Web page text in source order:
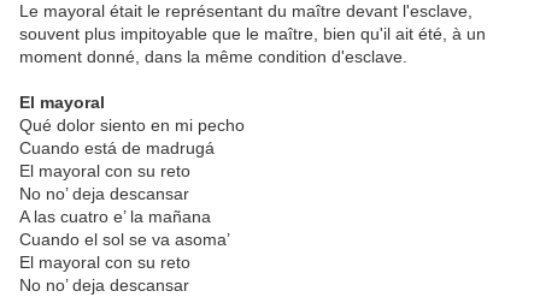
Le mayoral était le représentant du maître devant l'esclave,
souvent plus impitoyable que le maître, bien qu'il ait été, à un
moment donné, dans la même condition d'esclave.
El mayoral
Qué dolor siento en mi pecho
Cuando está de madrugá
El mayoral con su reto
No no’ deja descansar
A las cuatro e’ la mañana
Cuando el sol se va asoma’
El mayoral con su reto
No no’ deja descansar